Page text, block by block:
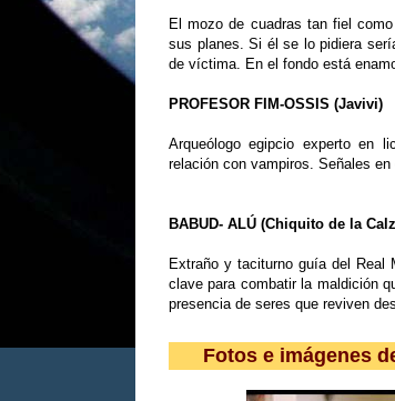
El mozo de cuadras tan fiel
sus planes. Si él se lo pidiera
de víctima. En el fondo está
PROFESOR FIM-OSSIS (Javivi)
Arqueólogo egipcio experto en
relación con vampiros. Señales
BABUD- ALÚ (Chiquito de la
Extraño y taciturno guía del Real
clave para combatir la maldición
presencia de seres que reviven
Fotos e imágenes